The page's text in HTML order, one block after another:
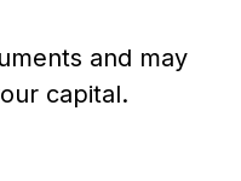
and may
capital.